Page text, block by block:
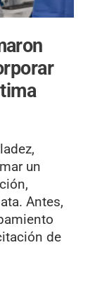
un
Antes,
de